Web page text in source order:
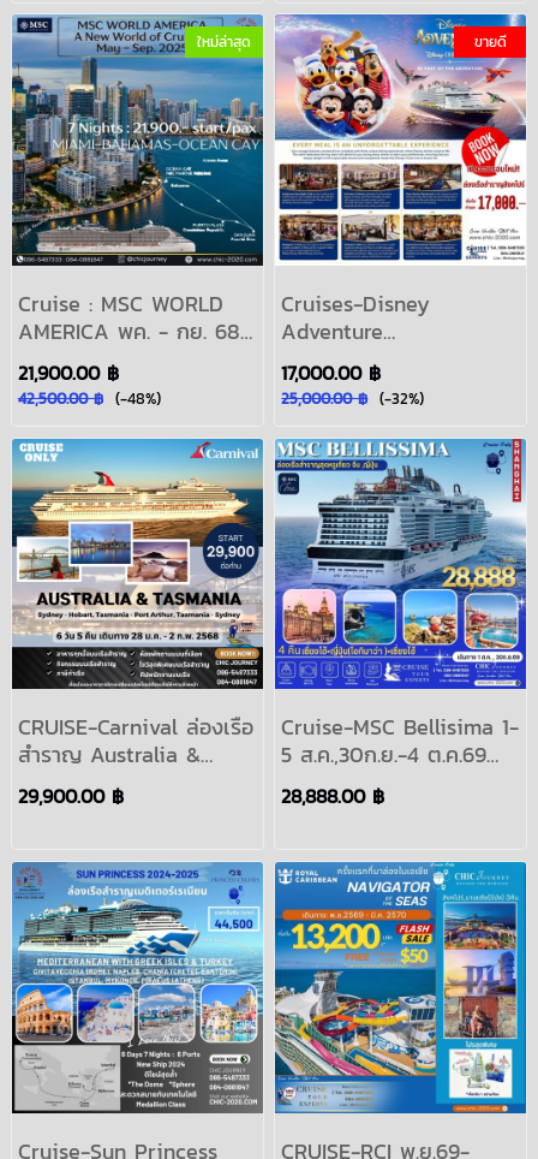
มอลต้า กันยายน ตุลาคม
พฤศจิกายน ธันวาคม 68
มกราคม กุมภาพันธ์
มีนาคม 2569: MSC
MEDITERRANEAN
ลบาร์ด,โลโฟเทน มิถุนายน
กรกฎาคม 2568 :NORTH
EUROPE
ใหม่ล่าสุด
Cruise : MSC WORLD
AMERICA พค. - กย. 68
แพคเกจล่องเรือสำราญ
เส้นทางแคริบเบียน7คืน
2568 : MSC CRUISES
CARIBBEAN-MIAMI
21,900.00 ฿
42,500.00 ฿ (-48%)
ขายดี
Cruises-Disney
Adventure
Singapore2025 ธ.ค.68-
ก.ย.69 ล่องเรือสำราญ
ดิสนีย์ สิงคโปร์ ครั้งแรกใน
เอเชีย:Disney Cruise
Line
17,000.00 ฿
25,000.00 ฿ (-32%)
CRUISE-Carnival ล่องเรือ
สำราญ Australia &
Tasmania 6 วัน 5 คืน
เดินทาง 28 มกราคม – 2
29,900.00 ฿
Cruise-MSC Bellisima 1-
5 ส.ค.,30ก.ย.-4 ต.ค.69
ล่องเรือสำราญ เที่ยว
จีน(เซี่ยงไฮ้) , ญี่ปุ่น (โอกิน
กันยายน 2569 : ASIA
SHANGHAI CRUISES
28,888.00 ฿
Cruise-Sun Princess CRUISE-RCI พ.ย.69-